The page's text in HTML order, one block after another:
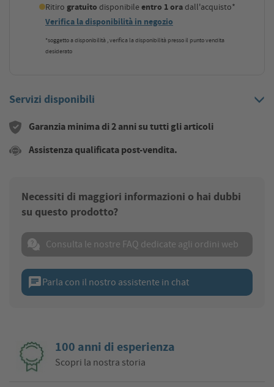
Ritiro gratuito disponibileentro 1 oradall'acquisto*
Verifica la disponibilità in negozio
*soggetto a disponibilità , verifica la disponibilità presso il punto vendita
desiderato
Servizi disponibili
Garanzia minima di 2 anni su tutti gli articoli
Assistenza qualificata post-vendita.
Necessiti di maggiori informazioni o hai dubbi
su questo prodotto?
Consulta le nostre FAQ dedicate agli ordini web
chatParla con il nostro assistente in chat
100 anni di esperienza
Scopri la nostra storia